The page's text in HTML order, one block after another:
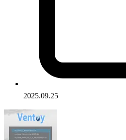
2025.09.25